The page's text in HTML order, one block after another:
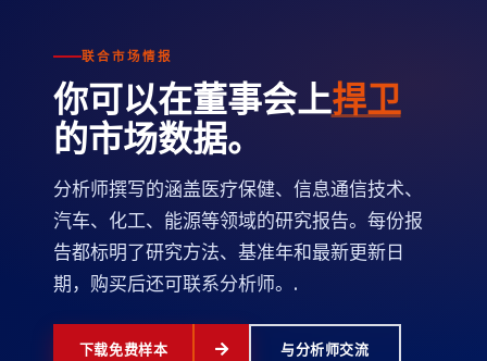
联合市场情报
你可以在董事会上捍卫
的市场数据。
分析师撰写的涵盖医疗保健、信息通信技术、
汽车、化工、能源等领域的研究报告。每份报
告都标明了研究方法、基准年和最新更新日
期，购买后还可联系分析师。.
下载免费样本 与分析师交流